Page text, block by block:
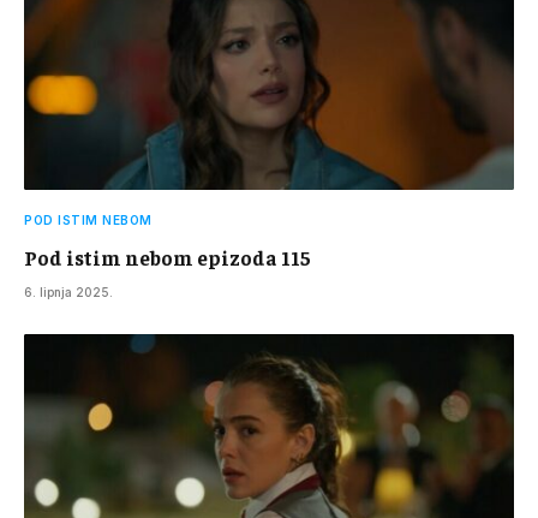
POD ISTIM NEBOM
Pod istim nebom epizoda 115
6. lipnja 2025.